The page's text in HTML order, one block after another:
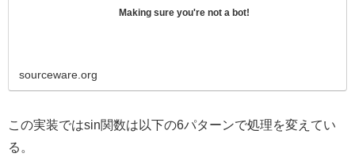
Making sure you're not a bot!
sourceware.org
この実装ではsin関数は以下の6パターンで処理を変えてい
る。